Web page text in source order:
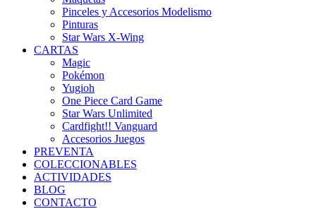
Pinceles y Accesorios Modelismo
Pinturas
Star Wars X-Wing
CARTAS
Magic
Pokémon
Yugioh
One Piece Card Game
Star Wars Unlimited
Cardfight!! Vanguard
Accesorios Juegos
PREVENTA
COLECCIONABLES
ACTIVIDADES
BLOG
CONTACTO